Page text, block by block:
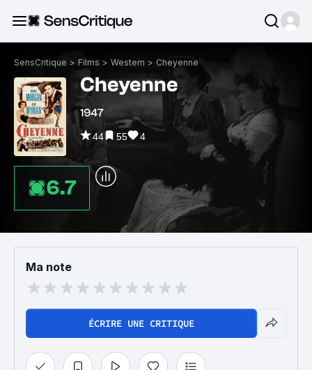
SensCritique > Films > Western > Cheyenne
Cheyenne
1947
44 55 4
6.7
Ma note
ÉCRIRE UNE CRITIQUE